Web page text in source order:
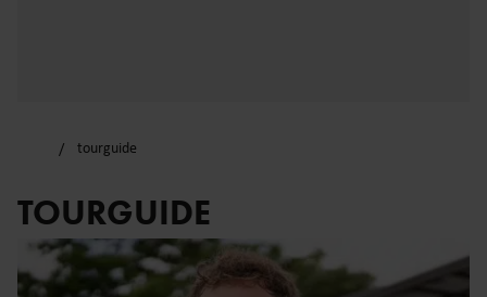
tourguide
TOURGUIDE